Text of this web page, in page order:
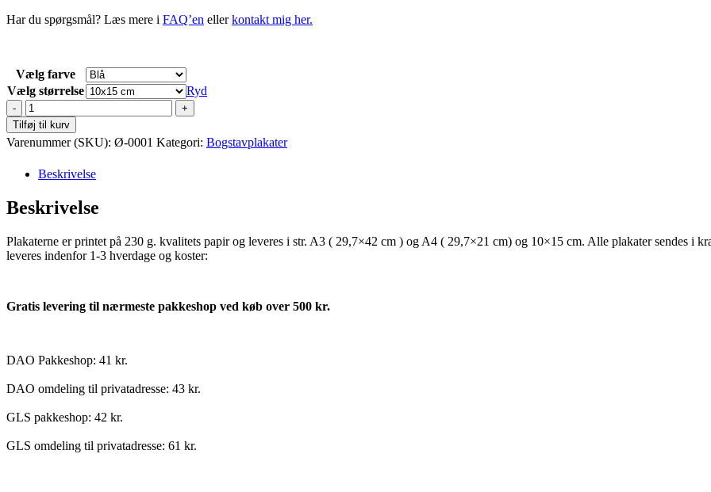
Har du spørgsmål? Læs mere i FAQ’en ellerkontakt mig her.
Vælg farve
Vælg størrelse
Ryd
Ø
for
øgle
antal
Tilføj til kurv
Varenummer (SKU): Ø-0001 Kategori: Bogstavplakater
Beskrivelse
Beskrivelse
Plakaterne er printet på 230 g. kvalitets papir og leveres i str. A3 ( 29,7×42 cm ) og A4 ( 29,7×21 cm) og 10×15 cm. Alle plakater sendes i
leveres indenfor 1-3 hverdage og koster:
Gratis levering til nærmeste pakkeshop ved køb over 500 kr.
DAO Pakkeshop: 41 kr.
DAO omdeling til privatadresse: 43 kr.
GLS pakkeshop: 42 kr.
GLS omdeling til privatadresse: 61 kr.